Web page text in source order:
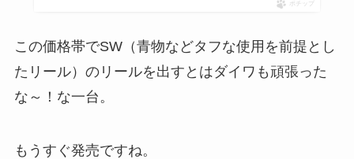
ポチップ
この価格帯でSW（青物などタフな使用を前提とし
たリール）のリールを出すとはダイワも頑張った
な～！な一台。
もうすぐ発売ですね。